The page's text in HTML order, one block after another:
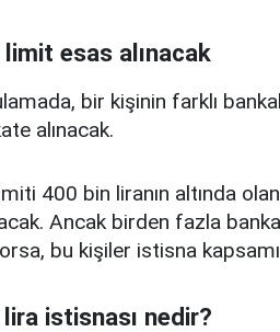
esas alınacak
bir kişinin farklı
alınacak.
400 bin liranın altında
Ancak birden fazla
bu kişiler istisna
istisnası nedir?